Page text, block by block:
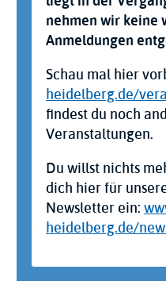
nehmen wir keine
Anmeldungen
Schau mal hier
heidelberg.de/
findest du noch
Veranstaltungen.
Du willst nichts
dich hier für
Newsletter ein:
heidelberg.de/